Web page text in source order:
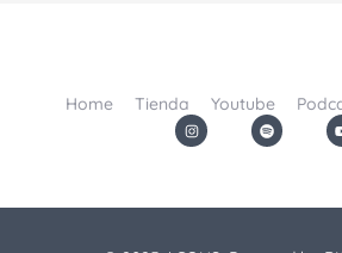
Home Tienda Youtube
I
n
s
r
S
p
o
y